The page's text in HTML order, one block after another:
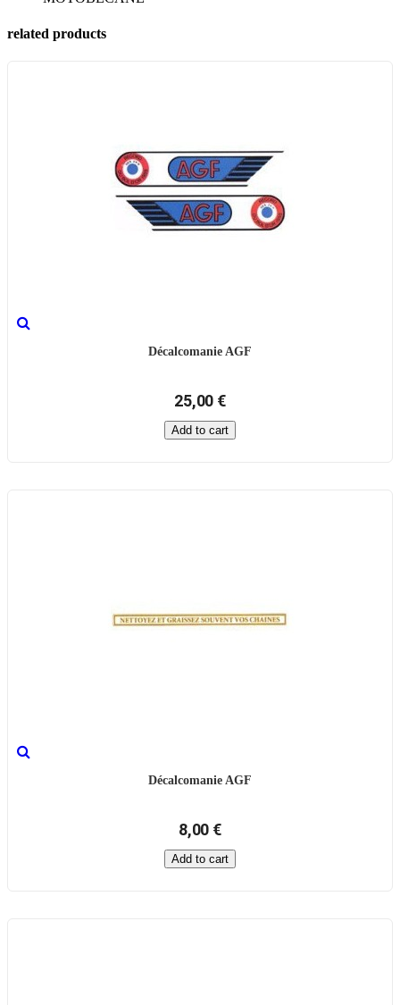
related products
Décalcomanie AGF
25,00 €
Add to cart
Décalcomanie AGF
8,00 €
Add to cart